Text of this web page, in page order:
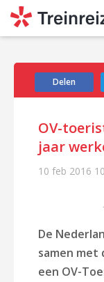
Delen
OV-
jaar
10 feb 2016
De
samen met
een OV-